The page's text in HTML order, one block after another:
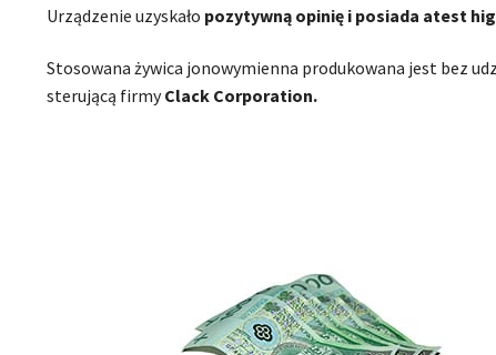
Urządzenie uzyskało pozytywną opinię i posiada atest
Stosowana żywica jonowymienna produkowana jest bez
sterującą firmyClack Corporation.